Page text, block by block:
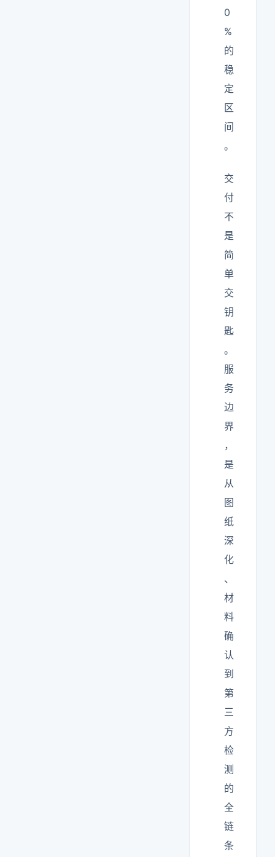
0
%
的
稳
定
区
间
。
交
付
不
是
简
单
交
钥
匙
。
服
务
边
界
，
是
从
图
纸
深
化
、
材
料
确
认
到
第
三
方
检
测
的
全
链
条